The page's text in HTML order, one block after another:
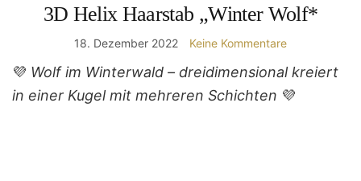
3D Helix Haarstab „Winter Wolf*
18. Dezember 2022 Keine Kommentare
💜 Wolf im Winterwald – dreidimensional kreiert
in einer Kugel mit mehreren Schichten 💜